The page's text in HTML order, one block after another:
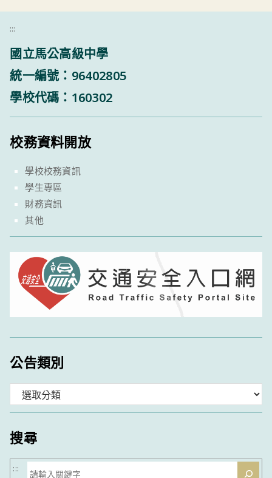
:::
國立馬公高級中學
統一編號：96402805
學校代碼：160302
校務資料開放
學校校務資訊
學生專區
財務資訊
其他
公告類別
類
搜尋
搜
:::